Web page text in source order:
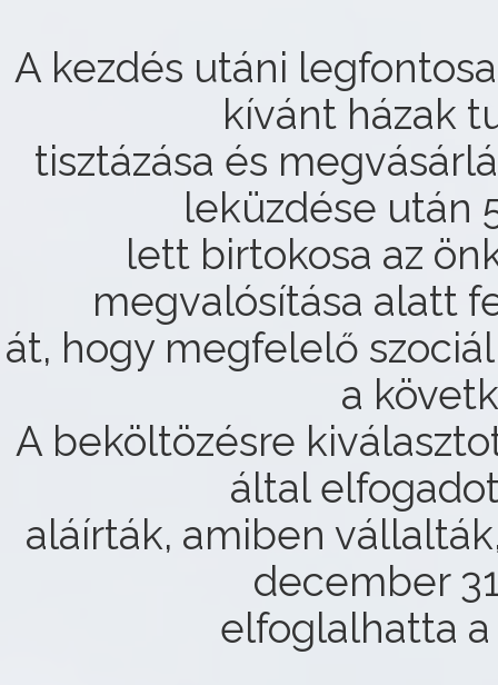
A kezdés utáni
kívánt házak
tisztázása és
leküzdése után
lett birtokosa az
megvalósítása alatt
át, hogy megfelelő
a
A beköltözésre
által
aláírták, amiben
december
elfoglalhatta a